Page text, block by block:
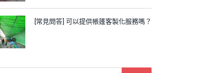
[常見問答] 可以提供帳篷客製化服務嗎？